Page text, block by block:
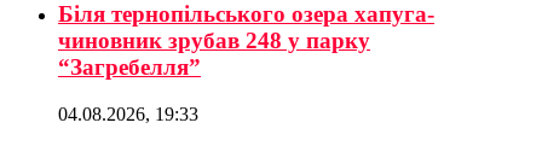
Біля тернопільського озера хапуга-
чиновник зрубав 248 у парку
“Загребелля”
04.08.2026, 19:33